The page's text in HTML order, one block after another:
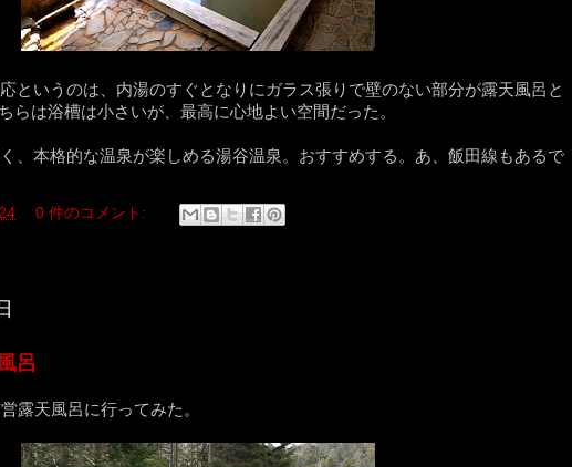
というのは、内湯のすぐとなりにガラス張りで壁のない部分が露天風呂と
らは浴槽は小さいが、最高に心地よい空間だった。
、本格的な温泉が楽しめる湯谷温泉。おすすめする。あ、飯田線もあるで
0 件のコメント:
呂
露天風呂に行ってみた。